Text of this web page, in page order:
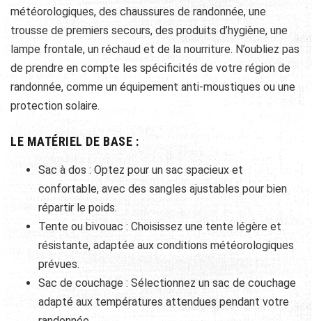
météorologiques, des chaussures de randonnée, une
trousse de premiers secours, des produits d’hygiène, une
lampe frontale, un réchaud et de la nourriture. N’oubliez pas
de prendre en compte les spécificités de votre région de
randonnée, comme un équipement anti-moustiques ou une
protection solaire.
LE MATÉRIEL DE BASE :
Sac à dos : Optez pour un sac spacieux et
confortable, avec des sangles ajustables pour bien
répartir le poids.
Tente ou bivouac : Choisissez une tente légère et
résistante, adaptée aux conditions météorologiques
prévues.
Sac de couchage : Sélectionnez un sac de couchage
adapté aux températures attendues pendant votre